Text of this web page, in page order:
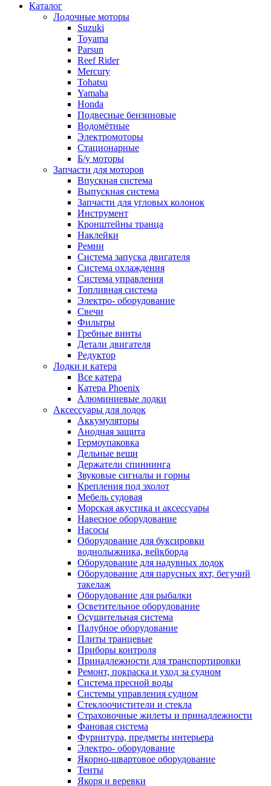
Каталог
Лодочные моторы
Suzuki
Toyama
Parsun
Reef Rider
Mercury
Tohatsu
Yamaha
Honda
Подвесные бензиновые
Водомётные
Электромоторы
Стационарные
Б/у моторы
Запчасти для моторов
Впускная система
Выпускная система
Запчасти для угловых колонок
Инструмент
Кронштейны транца
Наклейки
Ремни
Система запуска двигателя
Система охлаждения
Система управления
Топливная система
Электро- оборудование
Свечи
Фильтры
Гребные винты
Детали двигателя
Редуктор
Лодки и катера
Все катера
Катера Phoenix
Алюминиевые лодки
Аксессуары для лодок
Аккумуляторы
Анодная защита
Гермоупаковка
Дельные вещи
Держатели спиннинга
Звуковые сигналы и горны
Крепления под эхолот
Мебель судовая
Морская акустика и аксессуары
Навесное оборудование
Насосы
Оборудование для буксировки
воднолыжника, вейкборда
Оборудование для надувных лодок
Оборудование для парусных яхт, бегучий
такелаж
Оборудование для рыбалки
Осветительное оборудование
Осушительная система
Палубное оборудование
Плиты транцевые
Приборы контроля
Принадлежности для транспортировки
Ремонт, покраска и уход за судном
Система пресной воды
Системы управления судном
Стеклоочистители и стекла
Страховочные жилеты и принадлежности
Фановая система
Фурнитура, предметы интерьера
Электро- оборудование
Якорно-швартовое оборудование
Тенты
Якоря и веревки